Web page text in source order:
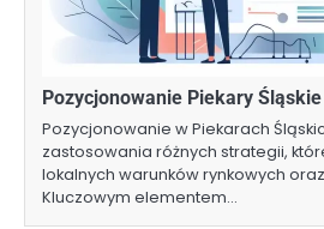
Pozycjonowanie Piekary Śląskie
Pozycjonowanie w Piekarach
zastosowania różnych strategii,
lokalnych warunków rynkowych
Kluczowym elementem…